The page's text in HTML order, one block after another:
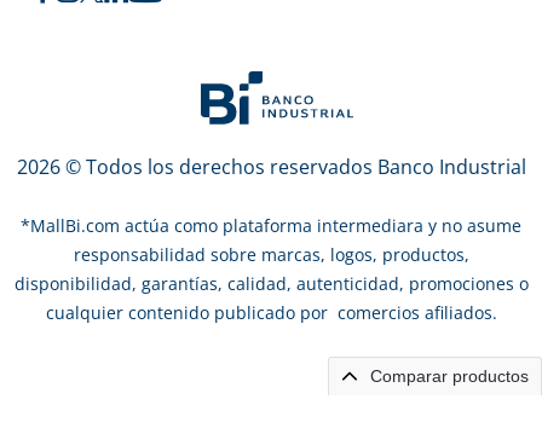
2026 © Todos los derechos reservados Banco Industrial
*MallBi.com actúa como plataforma intermediara y no asume
responsabilidad sobre marcas, logos, productos,
disponibilidad, garantías, calidad, autenticidad, promociones o
cualquier contenido publicado por comercios afiliados.
Comparar productos